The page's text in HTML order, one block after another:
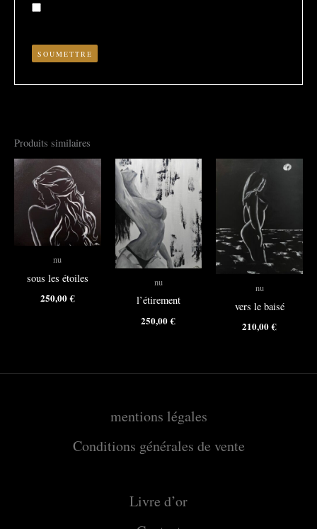
Produits similaires
nu
sous les étoiles
250,00€
nu
l’étirement
250,00€
nu
vers le baisé
210,00€
mentions légales
Conditions générales de vente
Livre d’or